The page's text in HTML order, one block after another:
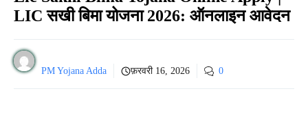
LIC सखी बिमा योजना 2026: ऑनलाइन आवेदन
PM Yojana Adda फ़रवरी 16, 2026 0